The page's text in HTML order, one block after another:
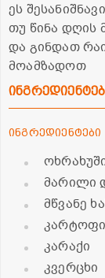
ეს
თუ წინა
და გინდათ
მოამზადოთ
ინგრედიენტები
მარილი
მწვანე
კარაქი
კვერცხი